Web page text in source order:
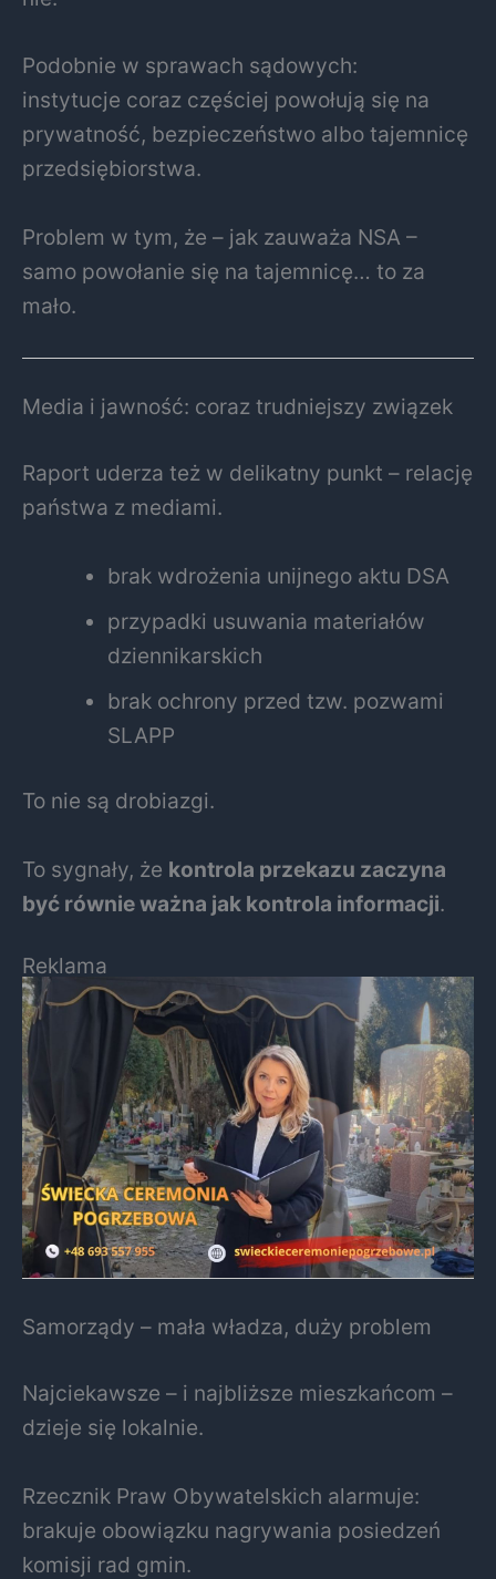
Podobnie w sprawach sądowych:
instytucje coraz częściej powołują się na
prywatność, bezpieczeństwo albo tajemnicę
przedsiębiorstwa.
Problem w tym, że – jak zauważa NSA –
samo powołanie się na tajemnicę… to za
mało.
Media i jawność: coraz trudniejszy związek
Raport uderza też w delikatny punkt – relację
państwa z mediami.
brak wdrożenia unijnego aktu DSA
przypadki usuwania materiałów
dziennikarskich
brak ochrony przed tzw. pozwami
SLAPP
To nie są drobiazgi.
To sygnały, że kontrola przekazu zaczyna
być równie ważna jak kontrola informacji.
Reklama
Samorządy – mała władza, duży problem
Najciekawsze – i najbliższe mieszkańcom –
dzieje się lokalnie.
Rzecznik Praw Obywatelskich alarmuje:
brakuje obowiązku nagrywania posiedzeń
komisji rad gmin.